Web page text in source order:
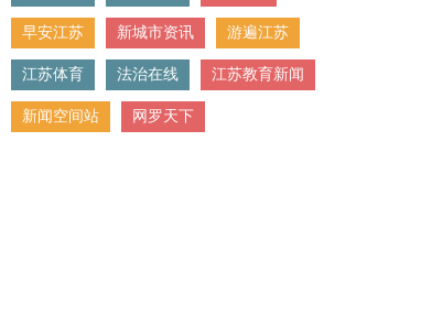
早安江苏 新城市资讯 游遍江苏
江苏体育 法治在线 江苏教育新闻
新闻空间站 网罗天下